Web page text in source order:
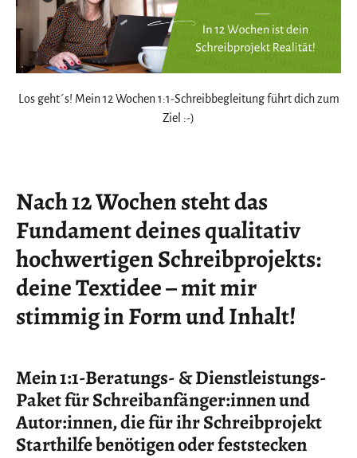
Los geht´s! Mein 12 Wochen 1:1-Schreibbegleitung führt dich zum
Ziel :-)
Nach 12 Wochen steht das
Fundament deines qualitativ
hochwertigen Schreibprojekts:
deine Textidee – mit mir
stimmig in Form und Inhalt!
Mein 1:1-Beratungs- & Dienstleistungs-
Paket für Schreibanfänger:innen und
Autor:innen, die für ihr Schreibprojekt
Starthilfe benötigen oder feststecken